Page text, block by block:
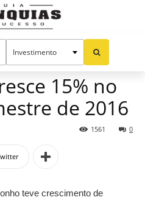
15% no
de 2016
0
1561
teve crescimento de